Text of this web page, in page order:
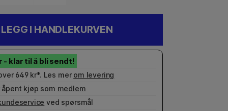
LEGG I HANDLEKURVEN
649 kr*. Les mer om levering
åpent kjøp som medlem
ved spørsmål